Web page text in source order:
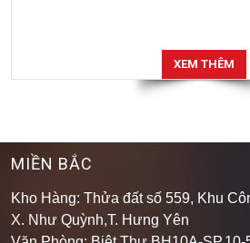
XEM THÊM
MIỀN BẮC
Kho Hàng: Thửa đất số 559, Khu
X. Như Quỳnh,T. Hưng Yên